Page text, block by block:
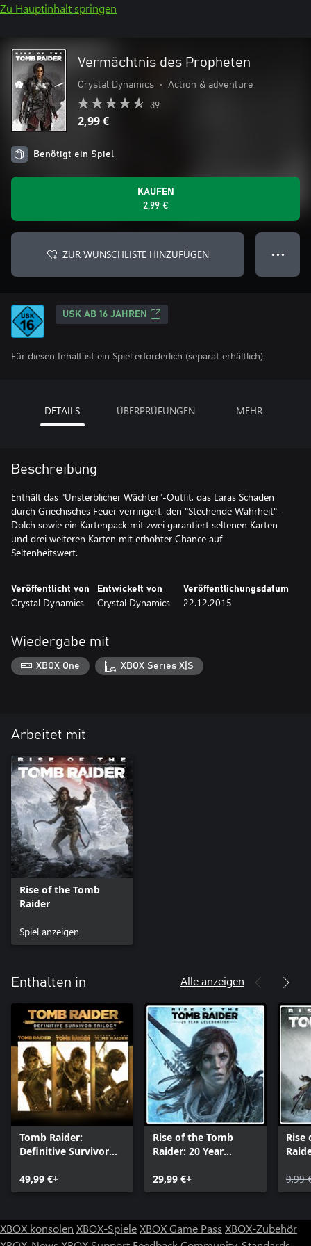
Zu Hauptinhalt springen
Vermächtnis des Propheten
Crystal Dynamics • Action & adventure
39
2,99 €
Benötigt ein Spiel
KAUFEN
2,99 €
ZUR WUNSCHLISTE HINZUFÜGEN ● ● ●
USK AB 16 JAHREN
Für diesen Inhalt ist ein Spiel erforderlich (separat erhältlich).
DETAILS ÜBERPRÜFUNGEN MEHR
Beschreibung
Enthält das "Unsterblicher Wächter"-Outfit, das Laras Schaden
durch Griechisches Feuer verringert, den "Stechende Wahrheit"-
Dolch sowie ein Kartenpack mit zwei garantiert seltenen Karten
und drei weiteren Karten mit erhöhter Chance auf
Seltenheitswert.
Veröffentlicht von
Crystal Dynamics
Entwickelt von
Crystal Dynamics
Veröffentlichungsdatum
22.12.2015
Wiedergabe mit
XBOX One XBOX Series X|S
Arbeitet mit
Rise of the Tomb
Raider
Spiel anzeigen
Enthalten in Alle anzeigen
Tomb Raider:
Definitive Survivor
49,99 €+
Rise of the Tomb
Raider: 20 Year
29,99 €+
Rise
9,99
XBOX konsolen XBOX-SpieleXBOX Game Pass XBOX-Zubehör